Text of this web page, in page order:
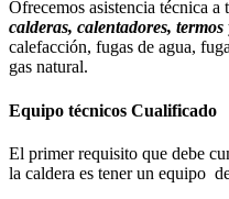
Ofrecemos asistencia técnica
calderas, calentadores, termos
calefacción, fugas de agua,
gas natural.
Equipo técnicos Cualificado
El primer requisito que debe
la caldera es tener un equipo